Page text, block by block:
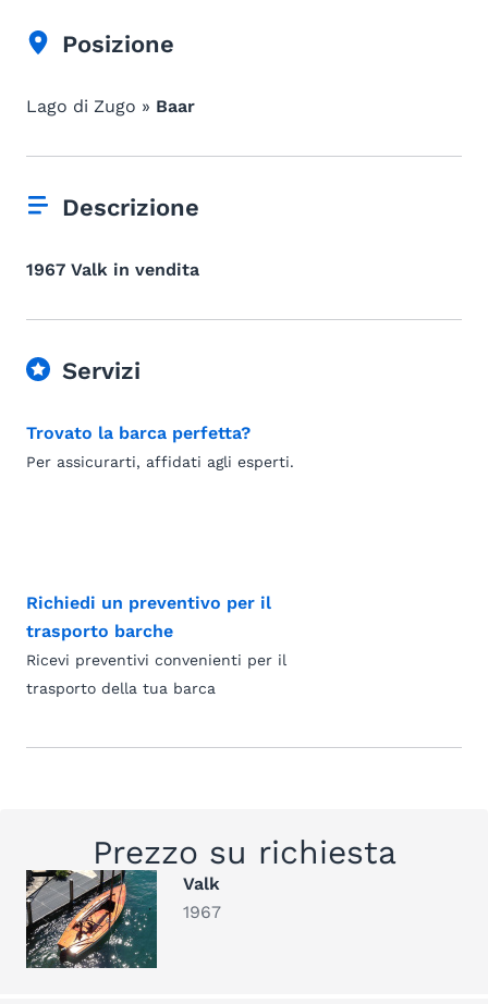
Posizione
Lago di Zugo » Baar
Descrizione
1967 Valk in vendita
Servizi
Trovato la barca perfetta?
Per assicurarti, affidati agli esperti.
Richiedi un preventivo per il
trasporto barche
Ricevi preventivi convenienti per il
trasporto della tua barca
Prezzo su richiesta
Valk
1967